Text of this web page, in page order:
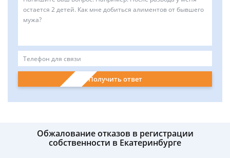
Получить ответ
Обжалование отказов в регистрации
собственности в Екатеринбурге